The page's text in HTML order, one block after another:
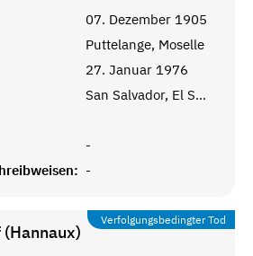
07. Dezember 1905
Puttelange, Moselle
27. Januar 1976
San Salvador, El Salvador
-
-
Verfolgungsbedingter Tod